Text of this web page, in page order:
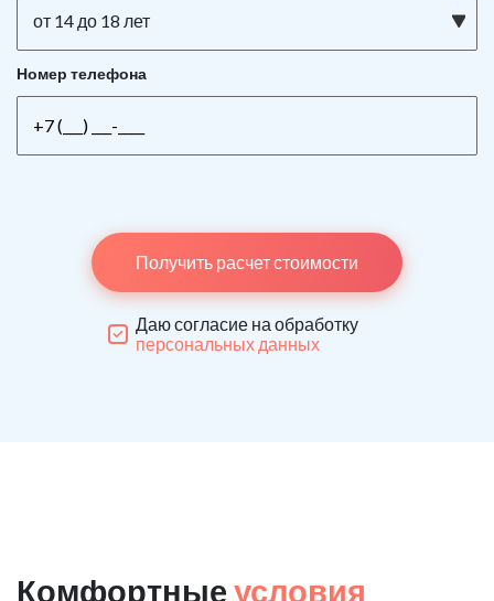
от 14 до 18 лет
Номер телефона
Получить расчет стоимости
Даю согласие на обработку
персональных данных
Комфортные условия